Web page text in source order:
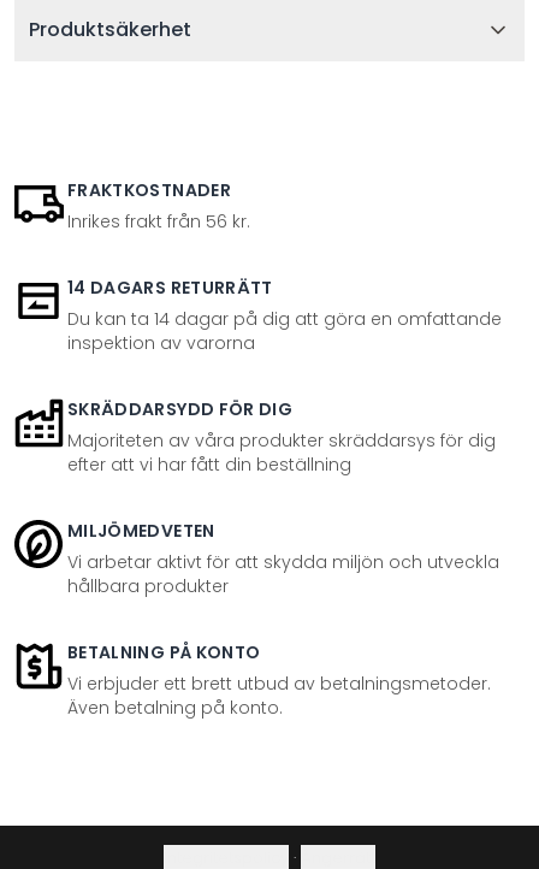
Produktsäkerhet
FRAKTKOSTNADER
Inrikes frakt från 56 kr.
14 DAGARS RETURRÄTT
Du kan ta 14 dagar på dig att göra en omfattande
inspektion av varorna
SKRÄDDARSYDD FÖR DIG
Majoriteten av våra produkter skräddarsys för dig
efter att vi har fått din beställning
MILJÖMEDVETEN
Vi arbetar aktivt för att skydda miljön och utveckla
hållbara produkter
BETALNING PÅ KONTO
Vi erbjuder ett brett utbud av betalningsmetoder.
Även betalning på konto.
·